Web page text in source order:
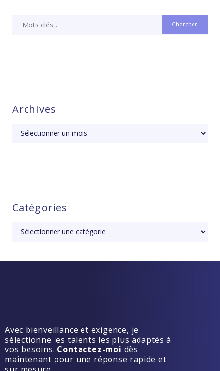
Archives
Catégories
Avec bienveillance et exigence, je
sélectionne les talents les plus adaptés à
vos besoins. Contactez-moi dès
maintenant pour une réponse rapide et